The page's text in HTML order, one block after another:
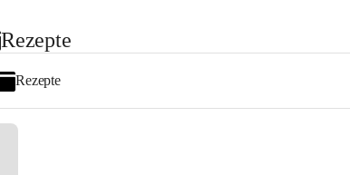
Rezepte
Rezepte